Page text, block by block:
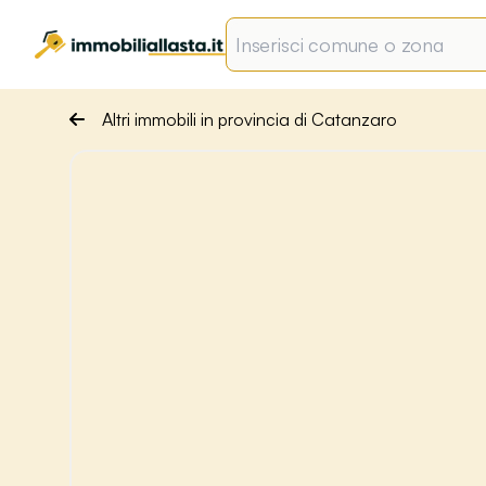
Altri immobili in provincia di Catanzaro